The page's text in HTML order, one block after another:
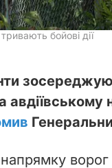
бойові дії